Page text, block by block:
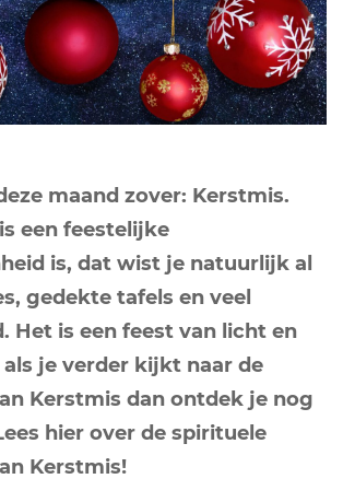
maand zover: Kerstmis.
een feestelijke
is, dat wist je natuurlijk al
gedekte tafels en veel
Het is een feest van licht en
als je verder kijkt naar de
Kerstmis dan ontdek je nog
hier over de spirituele
Kerstmis!